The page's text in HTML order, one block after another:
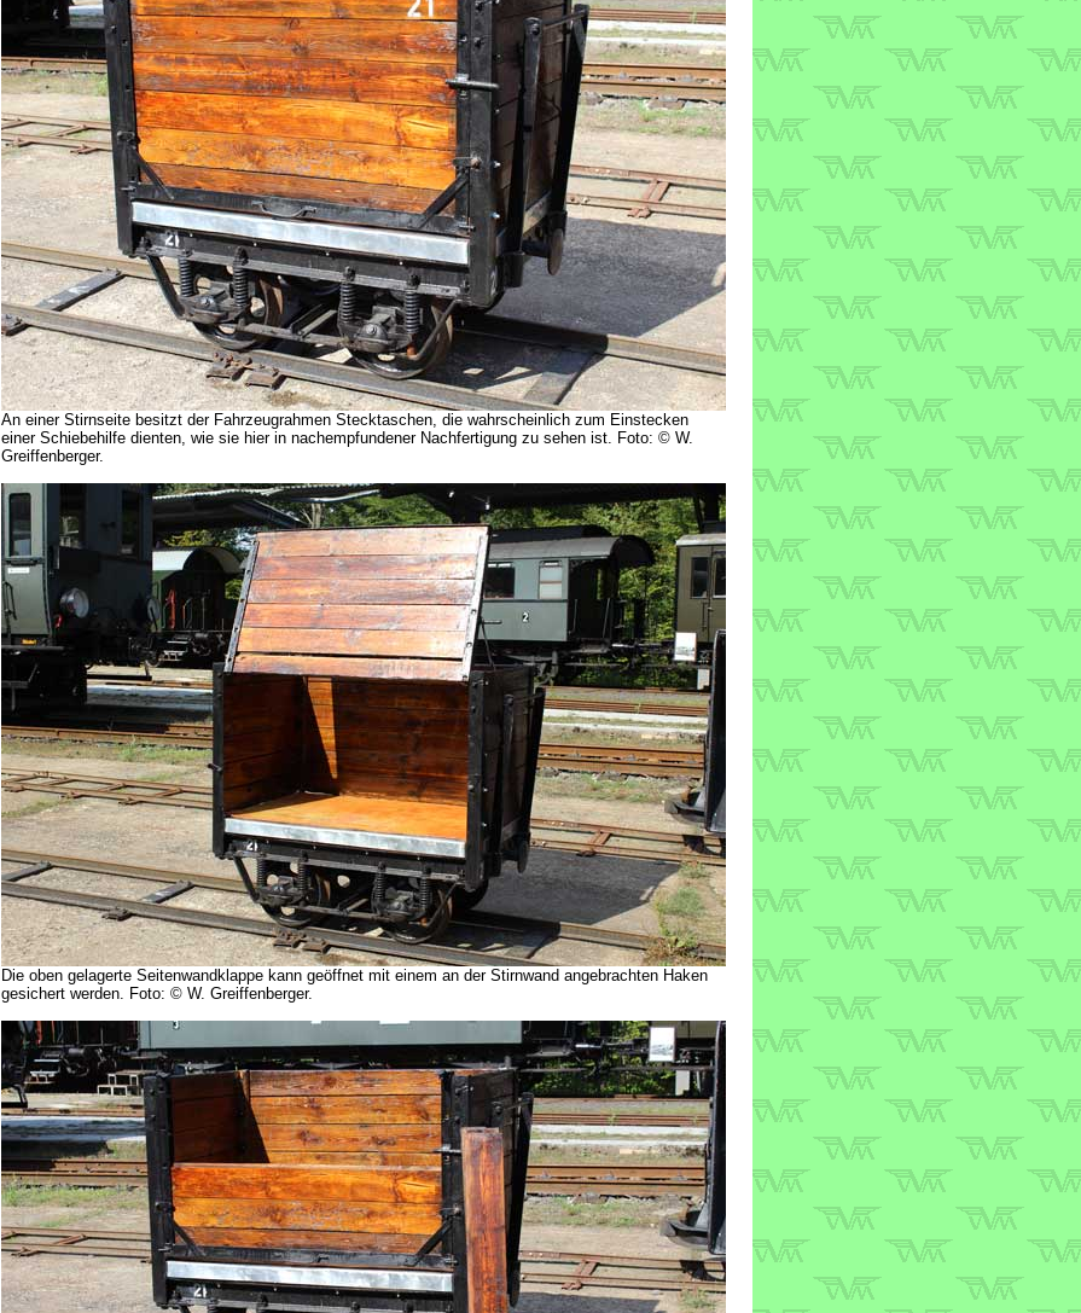
An einer Stirnseite besitzt der Fahrzeugrahmen Stecktaschen, die wahrscheinlich zum Einstecken
einer Schiebehilfe dienten, wie sie hier in nachempfundener Nachfertigung zu sehen ist. Foto: © W.
Greiffenberger.
Die oben gelagerte Seitenwandklappe kann geöffnet mit einem an der Stirnwand angebrachten Haken
gesichert werden. Foto: © W. Greiffenberger.